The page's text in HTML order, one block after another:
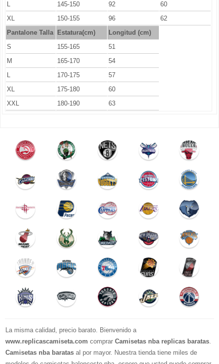
L
145-150 92
60
XL
150-155 96
62
Pantalone Talla
Estatura(cm)
Longitud (cm)
S
155-165
51
M
165-170
54
L
170-175
57
XL
175-180
60
XXL
180-190 63
La misma calidad, precio barato. Bienvenido a
www.replicascamiseta.com comprar Camisetas nba replicas baratas.
Camisetas nba baratas al por mayor. Nuestra tienda tiene miles de